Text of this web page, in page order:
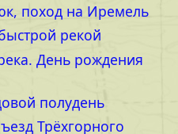
поход на Иремель
рекой
День рождения
полудень
Трёхгорного